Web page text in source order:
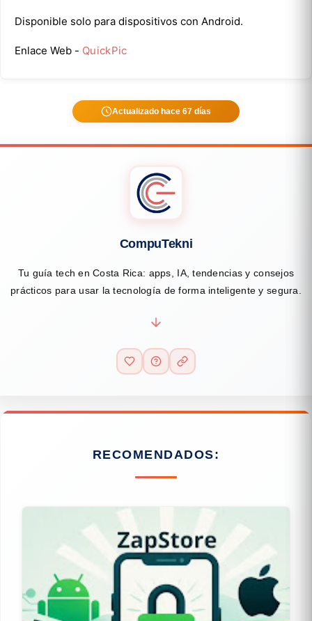
Disponible solo para dispositivos con Android.
Enlace Web - QuickPic
Actualizado hace 67 días
CompuTekni
Tu guía tech en Costa Rica: apps, IA, tendencias y consejos
prácticos para usar la tecnología de forma inteligente y segura.
RECOMENDADOS: